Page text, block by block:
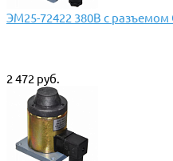
ЭМ25-72422 380В с разъемом
2 472 руб.